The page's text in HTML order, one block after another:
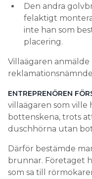
Den andra
felaktigt
inte han som
placering.
Villaägaren
ENTREPRENÖREN
villaägaren som
bottenskena, trots
duschhörna utan
Därför bestämde
brunnar. Företaget
som sa till